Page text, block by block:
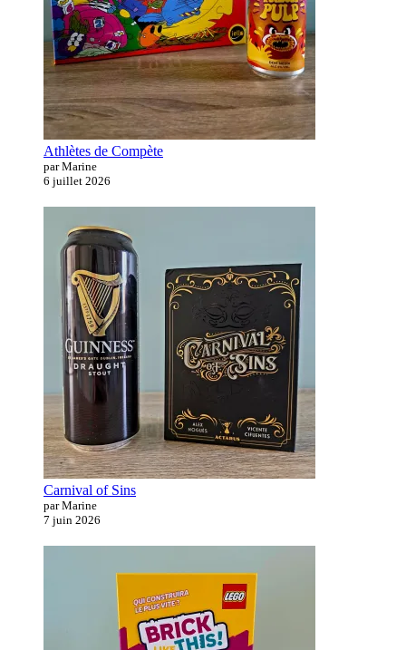
Athlètes de Compète
par Marine
6 juillet 2026
Carnival of Sins
par Marine
7 juin 2026